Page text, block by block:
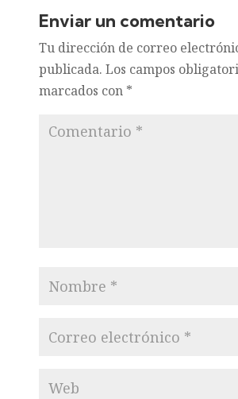
Enviar un comentario
Tu dirección de correo
publicada. Los campos
marcados con *